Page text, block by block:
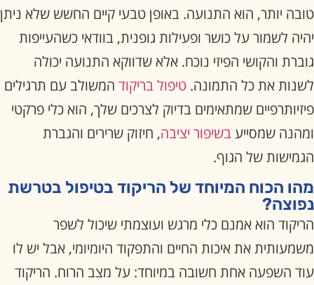
טובה יותר, הוא התנועה. באופן טבעי קיים החשש שלא ניתן
יהיה לשמור על כושר ופעילות גופנית, בוודאי כשהעייפות
גוברת והקושי הפיזי נוכח. אלא שדווקא התנועה יכולה
לשנות את כל התמונה. טיפול בריקוד המשולב עם תרגילים
פיזיותרפיים שמתאימים בדיוק לצרכים שלך, הוא כלי פרקטי
ומהנה שמסייעבשיפור יציבה, חיזוק שרירים והגברת
הגמישות של הגוף.
מהו הכוח המיוחד של הריקוד בטיפול בטרשת
נפוצה?
הריקוד הוא אמנם כלי מרגש ועוצמתי שיכול לשפר
משמעותית את איכות החיים והתפקוד היומיומי, אבל יש לו
עוד השפעה אחת חשובה במיוחד: על מצב הרוח. הריקוד